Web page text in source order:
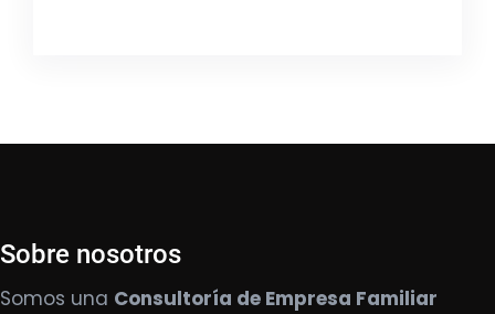
Sobre nosotros
Somos una Consultoría de Empresa Familiar